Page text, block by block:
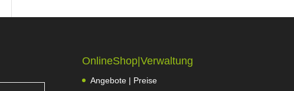
OnlineShop|Verwaltung
Angebote | Preise